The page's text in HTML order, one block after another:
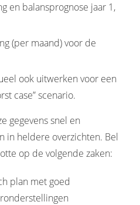
en balansprognose jaar 1,
(per maand) voor de
ook uitwerken voor een
case” scenario.
gegevens snel en
in heldere overzichten. Bel
op de volgende zaken:
plan met goed